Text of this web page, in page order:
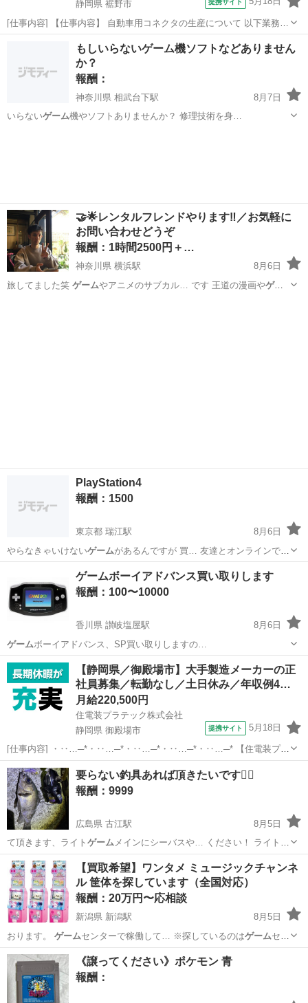
静岡県 裾野市
提携サイト
[仕事内容] 【仕事内容】 自動車用コネクタの生産について 以下業務を
ご担当いただきます。（雇入れ直後） ○製品の寸法測定、機能検査、
外観検査業務 ○その他付随作業 （業務内容の変更の範囲） 会社が定め
る範囲の業務 （...
工場
もしいらないゲーム機ソフトなどありません
か？
報酬：
神奈川県 相武台下駅
8月7日
いらないゲーム機やソフトありませんか？ 修理技術を身…
🤝🌟レンタルフレンドやります‼️／お気軽に
お問い合わせどうぞ
報酬：1時間2500円＋…
神奈川県 横浜駅
8月6日
旅してました笑 ゲームやアニメのサブカル… です 王道の漫画やゲー
PlayStation4
報酬：1500
東京都 瑞江駅
8月6日
やらなきゃいけないゲームがあるんですが 買… 友達とオンラインでゲ
ームをする約束してます…
江戸川区 瑞江駅 貸して
ゲームボーイアドバンス買い取りします
報酬：100〜10000
香川県 讃岐塩屋駅
8月6日
ゲームボーイアドバンス、SP買い取りしますの…
香川 丸亀市 讃岐塩屋駅 買いたい/ください ファミコン
【静岡県／御殿場市】大手製造メーカーの正
社員募集／転勤なし／土日休み／年収例4…
月給220,500円
住電装プラテック株式会社
静岡県 御殿場市
提携サイト 5月18日
[仕事内容] ・‥…─*・‥…─*・‥…─*・‥…─*・‥…─* 【住電装プラ
テック株式会社】 当社では、 自動車の情報を伝達する重要な役割を果
たしている、 ワイヤーハーネスの配線の分岐や接続を担うコネクタの
製造を成形・プ...
静岡 御殿場市 工場
要らない釣具あれば頂きたいです🙇‍♂️
報酬：9999
広島県 古江駅
8月5日
て頂きます、ライト ゲームメインにシーバスや… ください！ ライト ゲ
ーム全般やシーバス、シ…
広島 広島市 古江駅 買いたい/ください
【買取希望】ワンタメ ミュージックチャンネ
ル 筐体を探しています（全国対応）
報酬：20万円〜応相談
新潟県 新潟駅
8月5日
おります。 ゲーム センターで稼働して… ※探しているのはゲームセン
ターに設置され… トミー／アーケードゲーム／ ／アーケード筐体／ゲ
ーム機本体／買取／譲渡…
新潟 新潟市 新潟駅 買いたい/ください 筐体
《譲ってください》ポケモン 青
報酬：